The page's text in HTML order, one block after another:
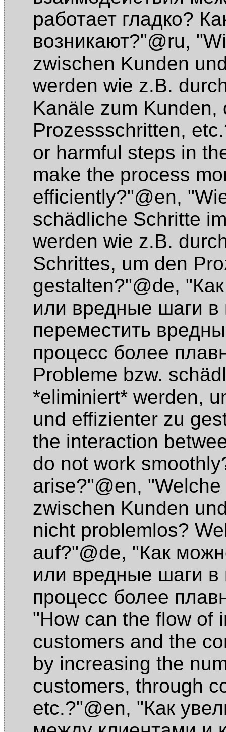
работает гладко?
возникают?"@ru,
zwischen Kunden
werden wie z.B.
Kanäle zum
Prozessschritten,
or harmful steps in
make the process
efficiently?"@en,
schädliche Schritte
werden wie z.B.
Schrittes, um den
gestalten?"@de,
или вредные шаги
переместить
процесс более
Probleme bzw.
*eliminiert* werden,
und effizienter zu
the interaction
do not work
arise?"@en,
zwischen Kunden
nicht problemlos?
auf?"@de, "Как
или вредные шаги в
процесс более
"How can the flow of
customers and the
by increasing the
customers, through
etc.?"@en, "Как